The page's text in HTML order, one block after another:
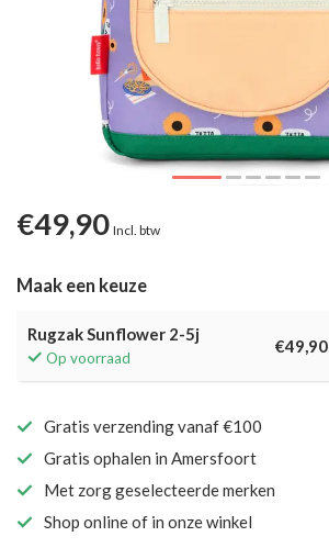
€49,90 Incl. btw
Maak een keuze
Rugzak Sunflower 2-5j
Op voorraad
€49,90
Gratis verzending vanaf €100
Gratis ophalen in Amersfoort
Met zorg geselecteerde merken
Shop online of in onze winkel